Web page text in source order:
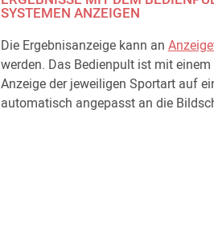
SYSTEMEN ANZEIGEN
Die Ergebnisanzeige kann an
werden. Das Bedienpult ist mit
Anzeige der jeweiligen Sportart auf
automatisch angepasst an die